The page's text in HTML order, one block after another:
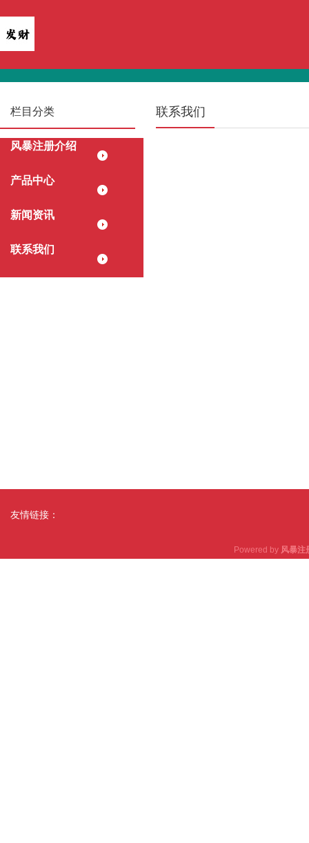
栏目分类
风暴注册介绍
产品中心
新闻资讯
联系我们
联系我们
友情链接：
Powered by 风暴注